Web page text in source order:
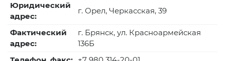
Юридический
адрес:
г. Орел, Черкасская, 39
Фактический
адрес:
г. Брянск, ул. Красноармейская
136Б